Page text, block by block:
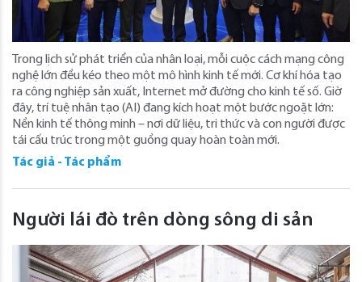
Trong lịch sử phát triển của nhân loại, mỗi cuộc cách mạng công
nghệ lớn đều kéo theo một mô hình kinh tế mới. Cơ khí hóa tạo
ra công nghiệp sản xuất, Internet mở đường cho kinh tế số. Giờ
đây, trí tuệ nhân tạo (AI) đang kích hoạt một bước ngoặt lớn:
Nền kinh tế thông minh – nơi dữ liệu, tri thức và con người được
tái cấu trúc trong một guồng quay hoàn toàn mới.
Tác giả - Tác phẩm
Người lái đò trên dòng sông di sản